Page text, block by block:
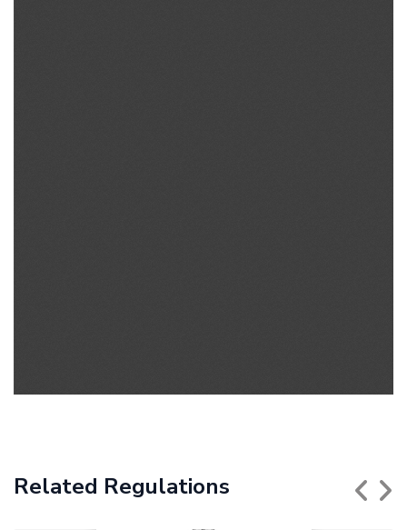
Related Regulations